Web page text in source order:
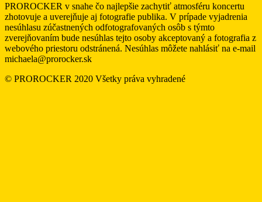
PROROCKER v snahe čo najlepšie zachytiť atmosféru koncertu
zhotovuje a uverejňuje aj fotografie publika. V prípade vyjadrenia
nesúhlasu zúčastnených odfotografovaných osôb s týmto
zverejňovaním bude nesúhlas tejto osoby akceptovaný a fotografia z
webového priestoru odstránená. Nesúhlas môžete nahlásiť na e-mail
michaela@prorocker.sk
© PROROCKER 2020 Všetky práva vyhradené